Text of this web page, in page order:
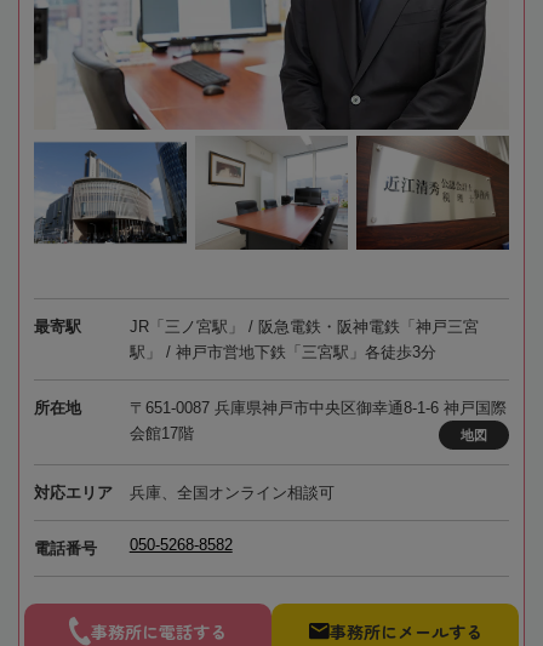
最寄駅
JR「三ノ宮駅」 / 阪急電鉄・阪神電鉄「神戸三宮
駅」 / 神戸市営地下鉄「三宮駅」各徒歩3分
所在地
〒651-0087 兵庫県神戸市中央区御幸通8-1-6 神戸国際
会館17階
地図
対応エリア 兵庫、全国オンライン相談可
電話番号 050-5268-8582
事務所に電話する 事務所にメールする